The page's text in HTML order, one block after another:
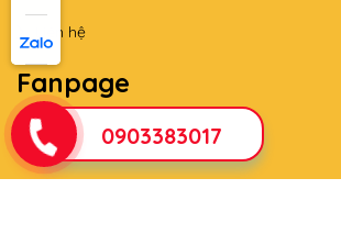
Liên hệ
Fanpage
0903383017